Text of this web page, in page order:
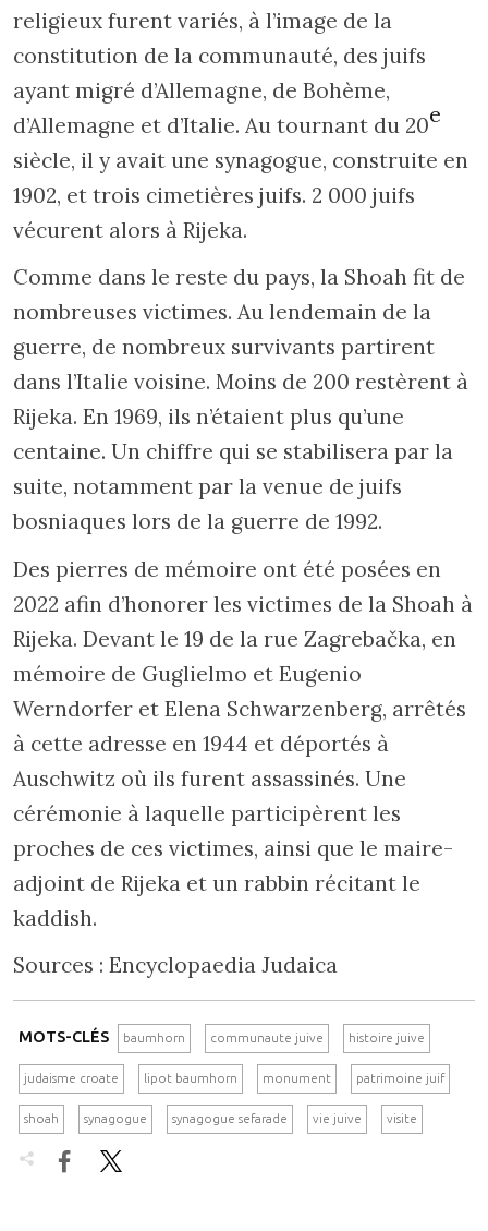
religieux furent variés, à l’image de la
constitution de la communauté, des juifs
ayant migré d’Allemagne, de Bohème,
d’Allemagne et d’Italie. Au tournant du 20e
siècle, il y avait une synagogue, construite en
1902, et trois cimetières juifs. 2 000 juifs
vécurent alors à Rijeka.
Comme dans le reste du pays, la Shoah fit de
nombreuses victimes. Au lendemain de la
guerre, de nombreux survivants partirent
dans l’Italie voisine. Moins de 200 restèrent à
Rijeka. En 1969, ils n’étaient plus qu’une
centaine. Un chiffre qui se stabilisera par la
suite, notamment par la venue de juifs
bosniaques lors de la guerre de 1992.
Des pierres de mémoire ont été posées en
2022 afin d’honorer les victimes de la Shoah à
Rijeka. Devant le 19 de la rue Zagrebačka, en
mémoire de Guglielmo et Eugenio
Werndorfer et Elena Schwarzenberg, arrêtés
à cette adresse en 1944 et déportés à
Auschwitz où ils furent assassinés. Une
cérémonie à laquelle participèrent les
proches de ces victimes, ainsi que le maire-
adjoint de Rijeka et un rabbin récitant le
kaddish.
Sources : Encyclopaedia Judaica
MOTS-CLÉS baumhorn communaute juive histoire juive
judaisme croate lipot baumhorn monument patrimoine juif
shoah synagogue synagogue sefarade vie juive visite
 